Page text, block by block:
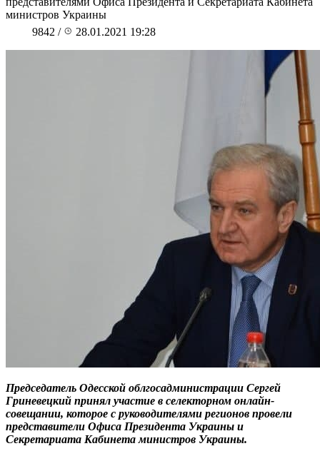
министров Украины
9842 / 28.01.2021 19:28
Председатель Одесской облгосадминистрации Сергей
Гриневецкий принял участие в селекторном онлайн-
совещании, которое с руководителями регионов провели
представители Офиса Президента Украины и
Секретариата Кабинета министров Украины.